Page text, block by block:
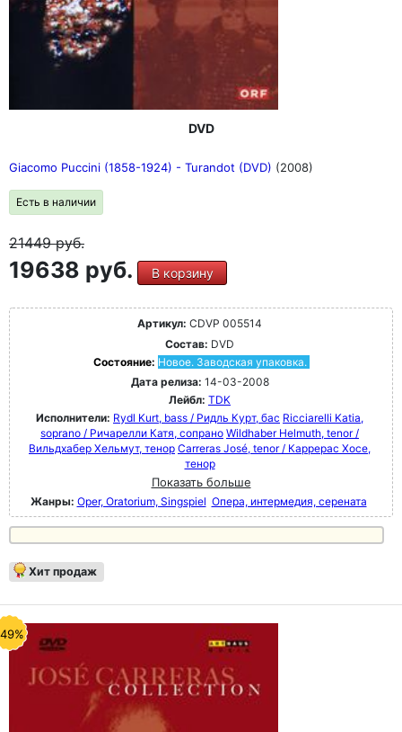
DVD
Giacomo Puccini (1858-1924) - Turandot (DVD) (2008)
Есть в наличии
21449руб.
19638 руб. В корзину
Артикул: CDVP 005514
Состав: DVD
Состояние: Новое. Заводская упаковка.
Дата релиза: 14-03-2008
Лейбл: TDK
Исполнители: Rydl Kurt, bass / Ридль Курт, бас Ricciarelli Katia,
soprano / Ричарелли Катя, сопрано Wildhaber Helmuth, tenor /
Вильдхабер Хельмут, тенор Carreras José, tenor / Каррерас Хосе,
тенор
Показать больше
Жанры: Oper, Oratorium, Singspiel Опера, интермедия, серената
Хит продаж